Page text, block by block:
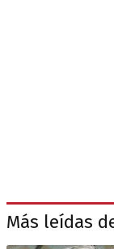
Más leídas